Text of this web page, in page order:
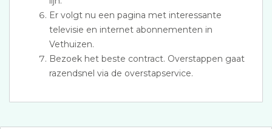
Er volgt nu een pagina met interessante
televisie en internet abonnementen in
Vethuizen.
Bezoek het beste contract. Overstappen gaat
razendsnel via de overstapservice.